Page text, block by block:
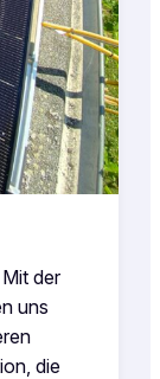
der
uns
die